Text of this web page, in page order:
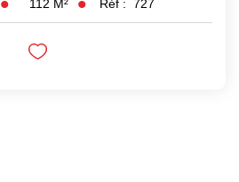
112 M² Réf : 727